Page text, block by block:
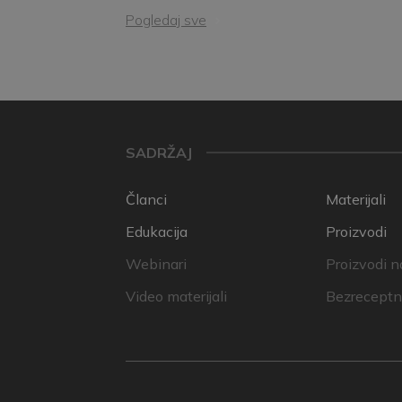
Pogledaj sve
SADRŽAJ
Članci
Edukacija
Webinari
Video materijali
Materijali
Proizvodi
Proizvodi